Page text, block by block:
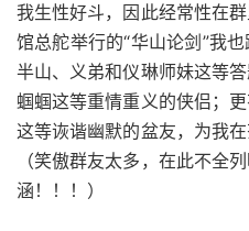
我生性好斗，因此经常性在
馆总舵举行的“华山论剑”我
半山、义弟和仪琳师妹这等
蝈蝈这等重情重义的侠侣；
这等诙谐幽默的盆友，为我
（笑傲群友太多，在此不全
涵！！！）